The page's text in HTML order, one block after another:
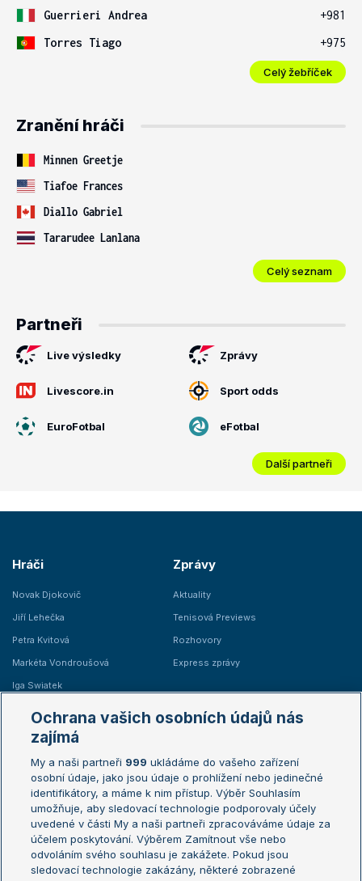
Guerrieri Andrea
+981
Torres Tiago
+975
Celý žebříček
Zranění hráči
Minnen Greetje
Tiafoe Frances
Diallo Gabriel
Tararudee Lanlana
Celý seznam
Partneři
Live výsledky Zprávy
Livescore.in Sport odds
EuroFotbal eFotbal
Další partneři
Hráči
Novak Djokovič
Jiří Lehečka
Petra Kvitová
Markéta Vondroušová
Iga Swiatek
Zprávy
Aktuality
Tenisová Previews
Rozhovory
Express zprávy
Žebříčky
Žebříček ATP (muži)
Žebříček WTA (ženy)
Sázkařský žebříček
Australian Open
French Open
Wimbledon
US Open
Turnaj mistrů
Turnaj mistryň
Ochrana vašich osobních údajů nás
zajímá
My a naši partneři 999 ukládáme do vašeho zařízení
osobní údaje, jako jsou údaje o prohlížení nebo jedinečné
identifikátory, a máme k nim přístup. Výběr Souhlasím
umožňuje, aby sledovací technologie podporovaly účely
uvedené v části My a naši partneři zpracováváme údaje za
účelem poskytování. Výběrem Zamítnout vše nebo
odvoláním svého souhlasu je zakážete. Pokud jsou
sledovací technologie zakázány, některé zobrazené